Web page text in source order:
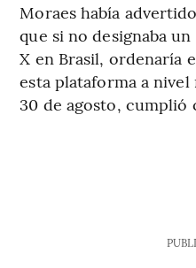
Moraes había
que si no designaba
X en Brasil, ordenaría
esta plataforma a
30 de agosto,